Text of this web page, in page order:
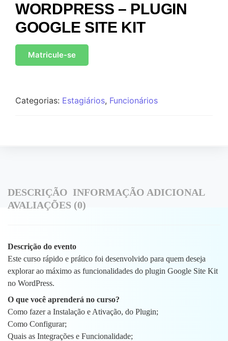
WORDPRESS – PLUGIN
GOOGLE SITE KIT
Matricule-se
Categorias: Estagiários, Funcionários
DESCRIÇÃO INFORMAÇÃO ADICIONAL
AVALIAÇÕES (0)
Descrição do evento
Este curso rápido e prático foi desenvolvido para quem deseja
explorar ao máximo as funcionalidades do plugin Google Site Kit
no WordPress.
O que você aprenderá no curso?
Como fazer a Instalação e Ativação, do Plugin;
Como Configurar;
Quais as Integrações e Funcionalidade;